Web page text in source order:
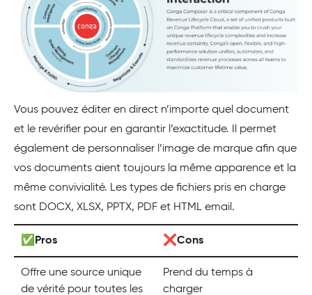
Vous pouvez éditer en direct n’importe quel document
et le revérifier pour en garantir l’exactitude. Il permet
également de personnaliser l’image de marque afin que
vos documents aient toujours la même apparence et la
même convivialité. Les types de fichiers pris en charge
sont DOCX, XLSX, PPTX, PDF et HTML email.
✅Pros ❌Cons
Offre une source unique
de vérité pour toutes les
Prend du temps à
charger